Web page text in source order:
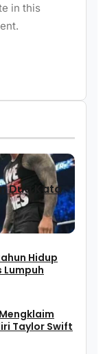
in this
Dua Kata
Hidup
Lumpuh
Taylor Swift